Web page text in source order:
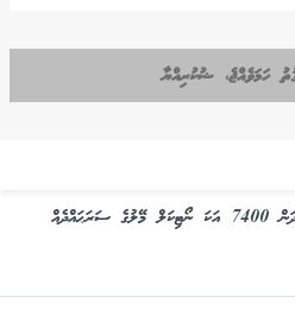
ހަމަވެއްޖެ، ޝުކުރިއްޔާ
ގެއްލުނު މީހުން ހޯދަން 7400 އަކަ ނޯޓިކަލް މޭލުގެ ސަރަޙައްދެއް